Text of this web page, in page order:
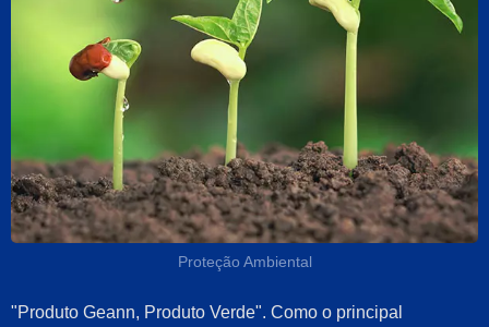
Proteção Ambiental
"Produto Geann, Produto Verde". Como o principal